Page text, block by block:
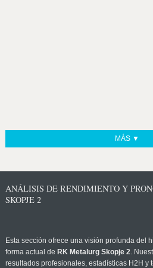
MÁS ▼
ANÁLISIS DE RENDIMIENTO Y
SKOPJE 2
Esta sección ofrece una visión profunda del
forma actual de RK Metalurg Skopje 2.
resultados profesionales, estadísticas H2H y